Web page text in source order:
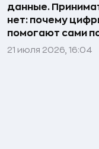
данные.
нет: почему
помогают сами
21 июля 2026, 16:04